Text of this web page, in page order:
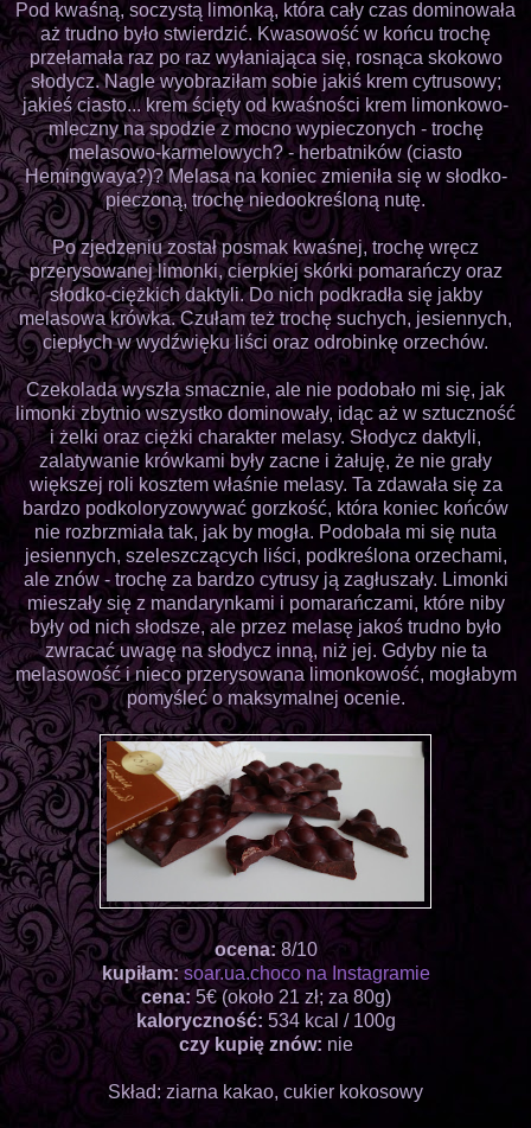
Pod kwaśną, soczystą limonką, która cały czas dominowała
aż trudno było stwierdzić. Kwasowość w końcu trochę
przełamała raz po raz wyłaniająca się, rosnąca skokowo
słodycz. Nagle wyobraziłam sobie jakiś krem cytrusowy;
jakieś ciasto... krem ścięty od kwaśności krem limonkowo-
mleczny na spodzie z mocno wypieczonych - trochę
melasowo-karmelowych? - herbatników (ciasto
Hemingwaya?)? Melasa na koniec zmieniła się w słodko-
pieczoną, trochę niedookreśloną nutę.
Po zjedzeniu został posmak kwaśnej, trochę wręcz
przerysowanej limonki, cierpkiej skórki pomarańczy oraz
słodko-ciężkich daktyli. Do nich podkradła się jakby
melasowa krówka. Czułam też trochę suchych, jesiennych,
ciepłych w wydźwięku liści oraz odrobinkę orzechów.
Czekolada wyszła smacznie, ale nie podobało mi się, jak
limonki zbytnio wszystko dominowały, idąc aż w sztuczność
i żelki oraz ciężki charakter melasy. Słodycz daktyli,
zalatywanie krówkami były zacne i żałuję, że nie grały
większej roli kosztem właśnie melasy. Ta zdawała się za
bardzo podkoloryzowywać gorzkość, która koniec końców
nie rozbrzmiała tak, jak by mogła. Podobała mi się nuta
jesiennych, szeleszczących liści, podkreślona orzechami,
ale znów - trochę za bardzo cytrusy ją zagłuszały. Limonki
mieszały się z mandarynkami i pomarańczami, które niby
były od nich słodsze, ale przez melasę jakoś trudno było
zwracać uwagę na słodycz inną, niż jej. Gdyby nie ta
melasowość i nieco przerysowana limonkowość, mogłabym
pomyśleć o maksymalnej ocenie.
ocena: 8/10
kupiłam: soar.ua.choco na Instagramie
cena: 5€ (około 21 zł; za 80g)
kaloryczność: 534 kcal / 100g
czy kupię znów: nie
Skład: ziarna kakao, cukier kokosowy